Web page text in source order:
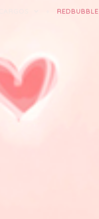
REDBUBBLE